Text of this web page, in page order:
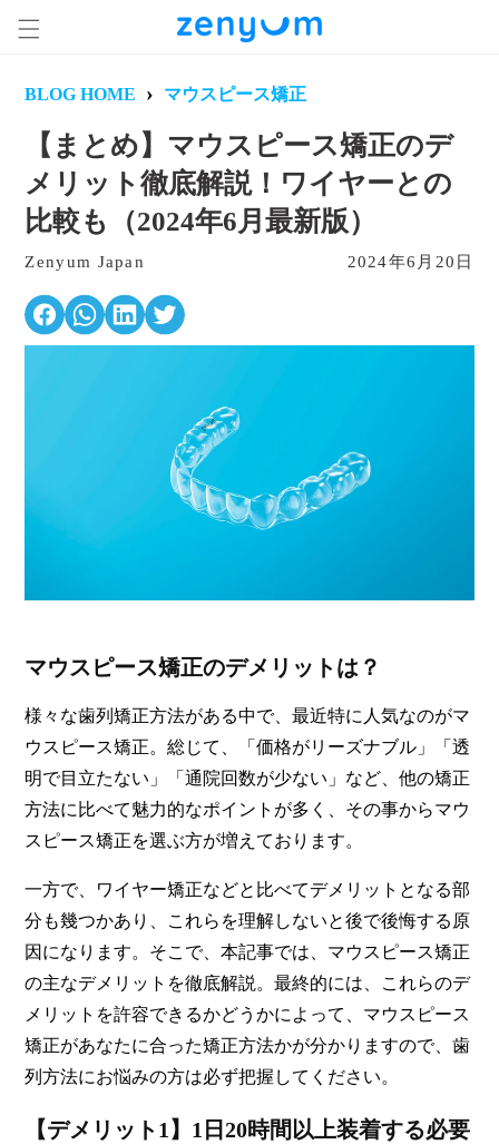
ンツに
進む
BLOG HOME › マウスピース矯正
【まとめ】マウスピース矯正のデ
メリット徹底解説！ワイヤーとの
比較も（2024年6月最新版）
Zenyum Japan 2024年6月20日
マウスピース矯正のデメリットは？
様々な歯列矯正方法がある中で、最近特に人気なのがマ
ウスピース矯正。総じて、「価格がリーズナブル」「透
明で目立たない」「通院回数が少ない」など、他の矯正
方法に比べて魅力的なポイントが多く、その事からマウ
スピース矯正を選ぶ方が増えております。
一方で、ワイヤー矯正などと比べてデメリットとなる部
分も幾つかあり、これらを理解しないと後で後悔する原
因になります。そこで、本記事では、マウスピース矯正
の主なデメリットを徹底解説。最終的には、これらのデ
メリットを許容できるかどうかによって、マウスピース
矯正があなたに合った矯正方法かが分かりますので、歯
列方法にお悩みの方は必ず把握してください。
【デメリット1】1日20時間以上装着する必要